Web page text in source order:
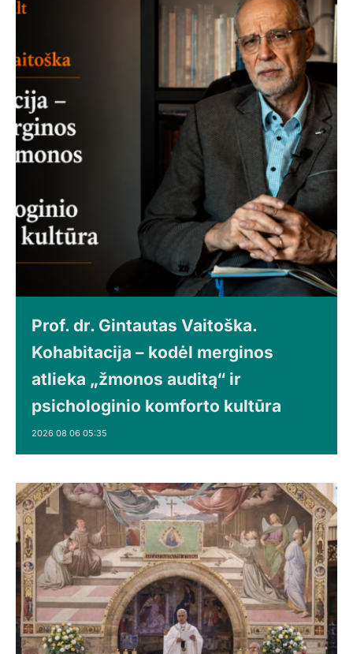
Prof. dr. Gintautas Vaitoška.
Kohabitacija – kodėl merginos
atlieka „žmonos auditą“ ir
psichologinio komforto kultūra
2026 08 06 05:35